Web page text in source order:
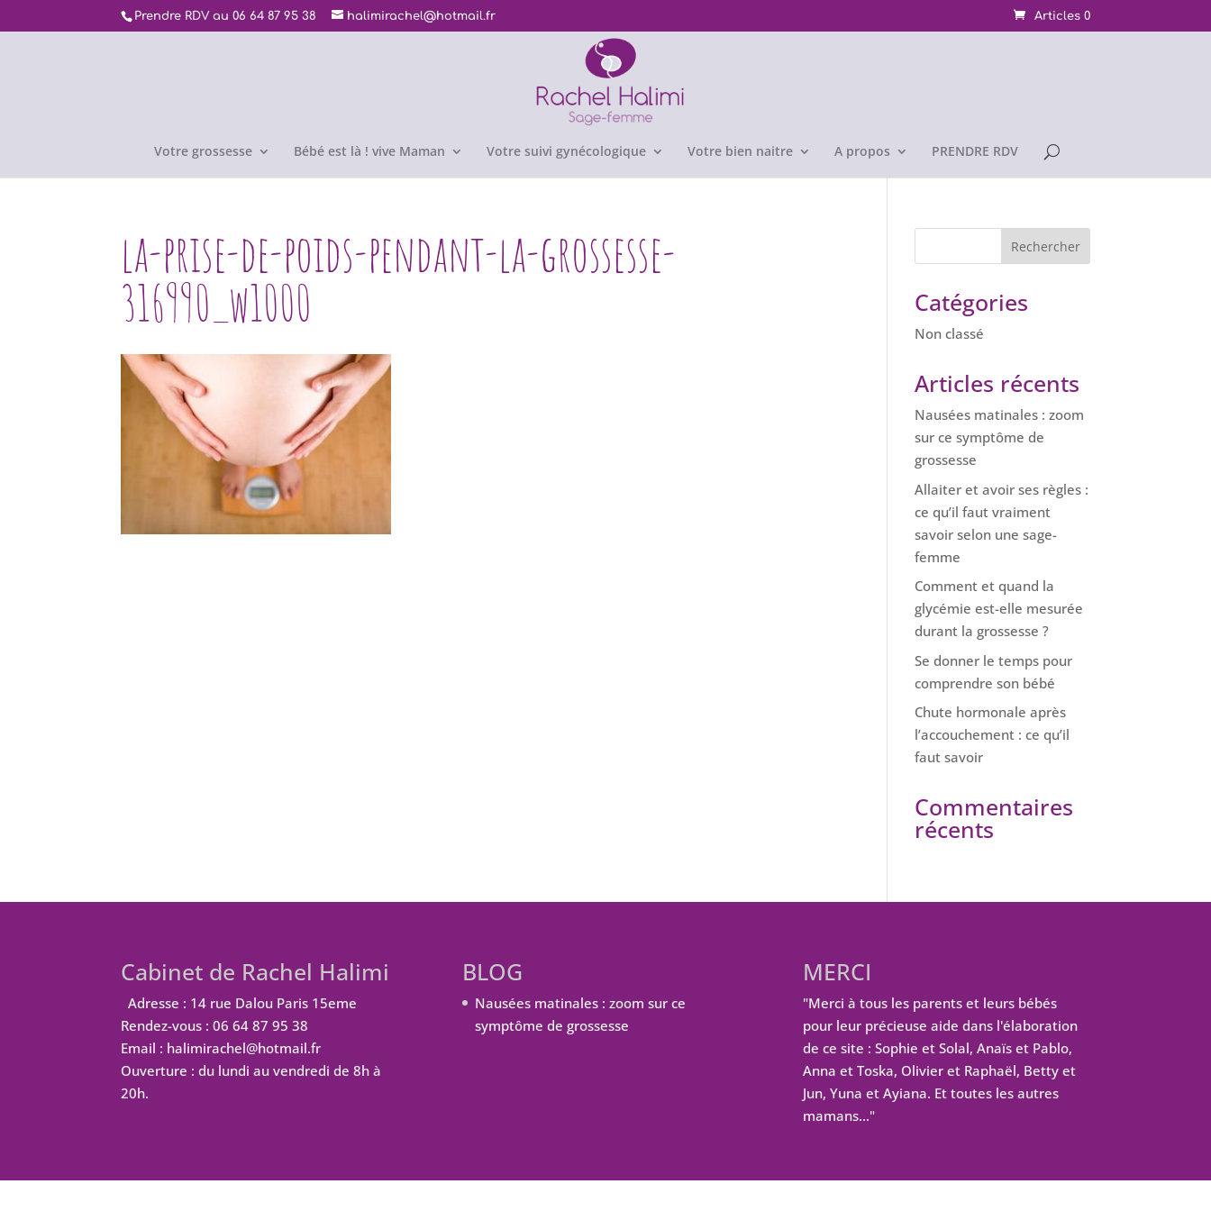
Prendre RDV au 06 64 87 95 38 halimirachel@hotmail.fr Articles 0
Votre grossesse Bébé est là ! vive Maman Votre suivi gynécologique Votre bien naitre A propos PRENDRE RDV
la-prise-de-poids-pendant-la-grossesse-
316990_w1000 Catégories
Non classé
Articles récents
Nausées matinales : zoom
sur ce symptôme de
grossesse
Allaiter et avoir ses règles :
ce qu’il faut vraiment
savoir selon une sage-
femme
Comment et quand la
glycémie est-elle mesurée
durant la grossesse ?
Se donner le temps pour
comprendre son bébé
Chute hormonale après
l’accouchement : ce qu’il
faut savoir
Commentaires
récents
Cabinet de Rachel Halimi
Adresse : 14 rue Dalou Paris 15eme
Rendez-vous : 06 64 87 95 38
Email : halimirachel@hotmail.fr
Ouverture : du lundi au vendredi de 8h à
20h.
BLOG
Nausées matinales : zoom sur ce
symptôme de grossesse
MERCI
"Merci à tous les parents et leurs bébés
pour leur précieuse aide dans l'élaboration
de ce site : Sophie et Solal, Anaïs et Pablo,
Anna et Toska, Olivier et Raphaël, Betty et
Jun, Yuna et Ayiana. Et toutes les autres
mamans…"